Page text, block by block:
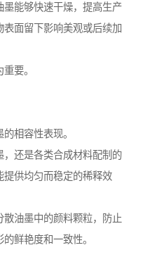
能够快速干燥，提高生产
面留下影响美观或后续加
要。
相容性表现。
还是各类合成材料配制的
提供均匀而稳定的稀释效
油墨中的颜料颗粒，防止
鲜艳度和一致性。